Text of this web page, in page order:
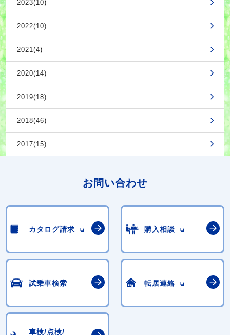
2023(10)
2022(10)
2021(4)
2020(14)
2019(18)
2018(46)
2017(15)
お問い合わせ
カタログ請求 購入相談
試乗車検索 転居連絡
車検/点検/